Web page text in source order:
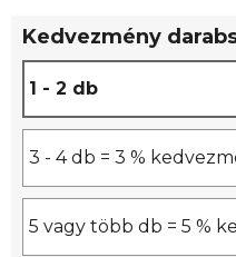
csillag.
Kedvezmény
1 - 2 db
3 - 4 db = 3 %
5 vagy több db = 5 %